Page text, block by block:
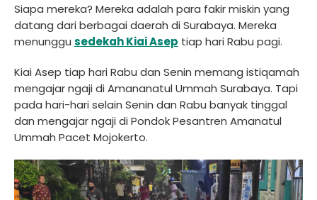
Siapa mereka? Mereka adalah para fakir miskin yang
datang dari berbagai daerah di Surabaya. Mereka
menunggu sedekah Kiai Asep tiap hari Rabu pagi.
Kiai Asep tiap hari Rabu dan Senin memang istiqamah
mengajar ngaji di Amananatul Ummah Surabaya. Tapi
pada hari-hari selain Senin dan Rabu banyak tinggal
dan mengajar ngaji di Pondok Pesantren Amanatul
Ummah Pacet Mojokerto.